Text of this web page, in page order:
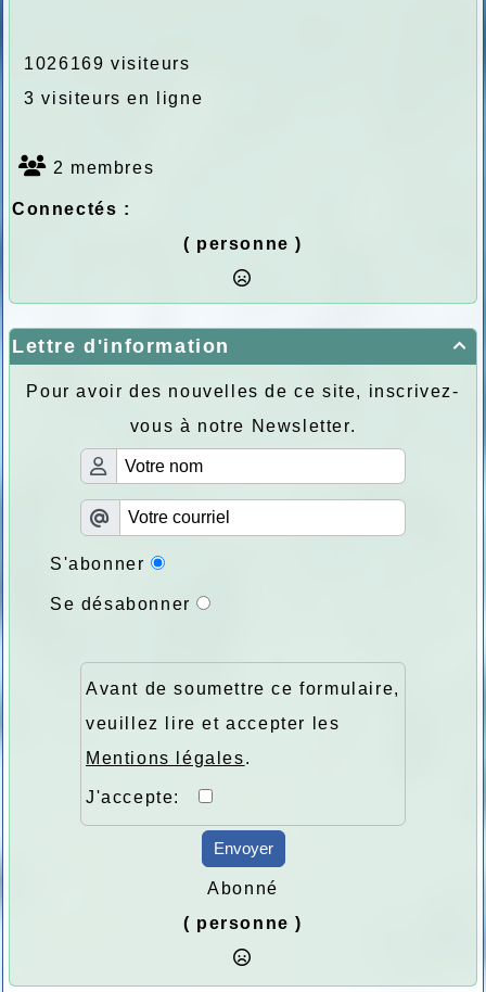
1026169 visiteurs
3 visiteurs en ligne
2 membres
Connectés :
( personne )

Lettre d'information
Pour avoir des nouvelles de ce site, inscrivez-
vous à notre Newsletter.
S'abonner
Se désabonner
Avant de soumettre ce formulaire,
veuillez lire et accepter les
Mentions légales.
J'accepte:
Envoyer
Abonné
( personne )